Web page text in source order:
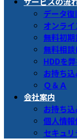
データ
オンラ
無料初
無料相
HDDを
お持ち
Ｑ＆Ａ
会社案内
お持ち
個人情
セキュ